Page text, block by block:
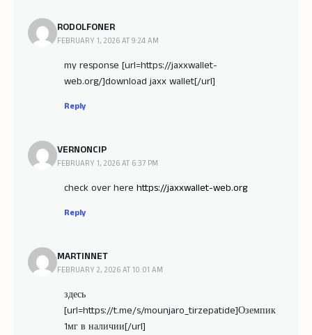
RODOLFONER
FEBRUARY 1, 2026 AT 9:24 AM
my response [url=https://jaxxwallet-
web.org/]download jaxx wallet[/url]
Reply
VERNONCIP
FEBRUARY 1, 2026 AT 6:37 PM
check over here https://jaxxwallet-web.org
Reply
MARTINNET
FEBRUARY 2, 2026 AT 10:01 AM
здесь
[url=https://t.me/s/mounjaro_tirzepatide]Оземпик
1мг в наличии[/url]